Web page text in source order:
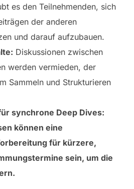
es den Teilnehmenden, sich
der anderen
und darauf aufzubauen.
Diskussionen zwischen
werden vermieden, der
Sammeln und Strukturieren
synchrone Deep Dives:
können eine
für kürzere,
sein, um die